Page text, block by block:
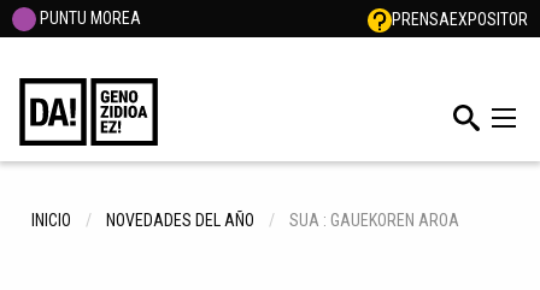
PUNTU MOREA PRENSAEXPOSITOR
INICIO NOVEDADES DEL AÑO SUA : GAUEKOREN AROA